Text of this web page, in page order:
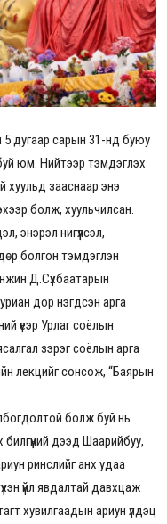
5 дугаар сарын 31-нд буюу
юм. Нийтээр тэмдэглэх
хуульд зааснаар энэ
болж, хуульчилсан.
энэрэл нигүүлсэл,
болгон тэмдэглэн
Д.Сүхбаатарын
дор нэгдсэн арга
үеэр Урлаг соёлын
зэрэг соёлын арга
лекцийг сонсож, “Баярын
болж буй нь
дээд Шаарийбуу,
ринслийг анх удаа
үйл явдалтай давхцаж
хувилгаадын ариун үлдэц